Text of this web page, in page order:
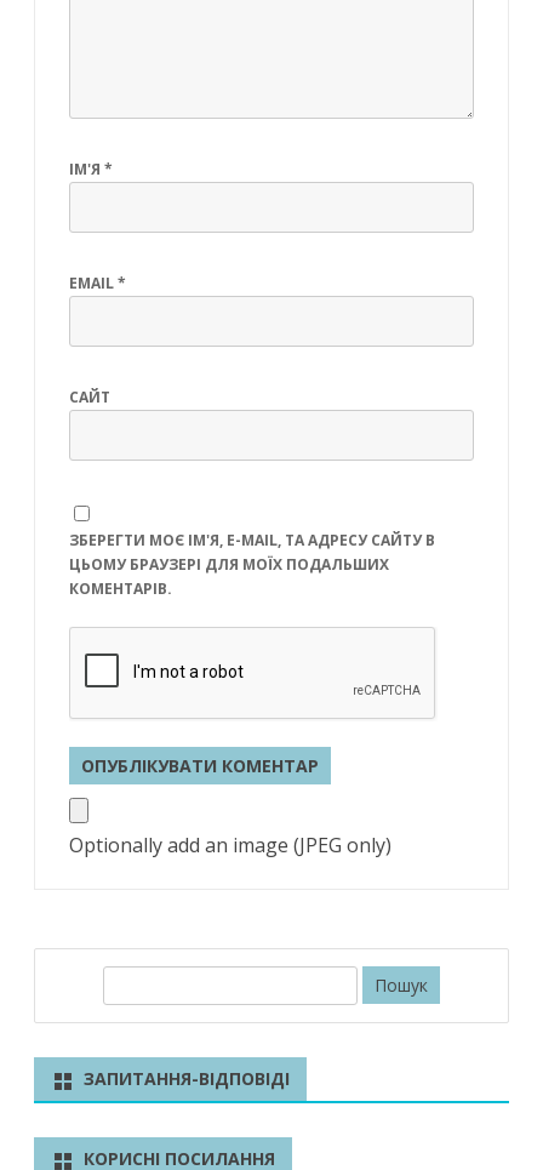
ІМ'Я *
EMAIL*
САЙТ
ЗБЕРЕГТИ МОЄ ІМ'Я, E-MAIL, ТА АДРЕСУ САЙТУ В
ЦЬОМУ БРАУЗЕРІ ДЛЯ МОЇХ ПОДАЛЬШИХ
КОМЕНТАРІВ.
Optionally add an image (JPEG only)
к
ЗАПИТАННЯ-ВІДПОВІДІ
КОРИСНІ ПОСИЛАННЯ